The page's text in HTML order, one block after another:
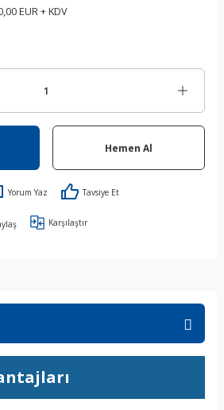
EUR + KDV
Hemen Al
Yorum Yaz Tavsiye Et
Karşılaştır